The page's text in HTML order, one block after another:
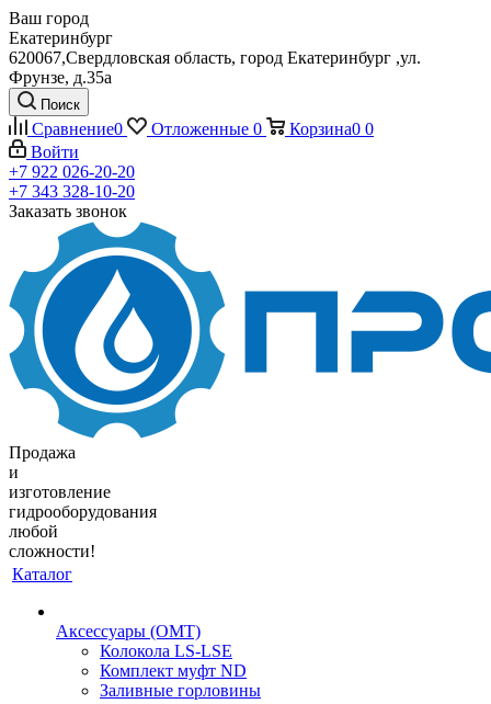
Ваш город
Екатеринбург
620067,Свердловская область, город Екатеринбург ,ул.
Фрунзе, д.35а
Поиск
Сравнение0 Отложенные 0 Корзина0 0
Войти
+7 922 026-20-20
+7 343 328-10-20
Заказать звонок
Продажа
и
изготовление
гидрооборудования
любой
сложности!
Каталог
Аксессуары (OMT)
Колокола LS-LSE
Комплект муфт ND
Заливные горловины